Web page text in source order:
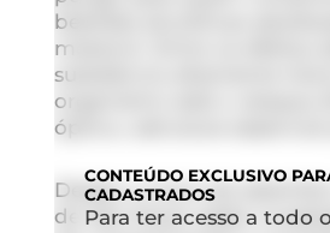
bebidas alcoólicas
metanol. Entre os efeitos
substância altamente
organismo está o ataque
óptico, estrutura essencial
Desde o início de
de São Paulo estão
CONTEÚDO EXCLUSIVO
CADASTRADOS
Para ter acesso a todo